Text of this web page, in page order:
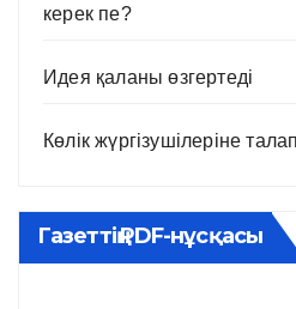
керек пе?
Идея қаланы өзгертеді
Көлік жүргізушілеріне
Газеттің PDF-нұсқасы